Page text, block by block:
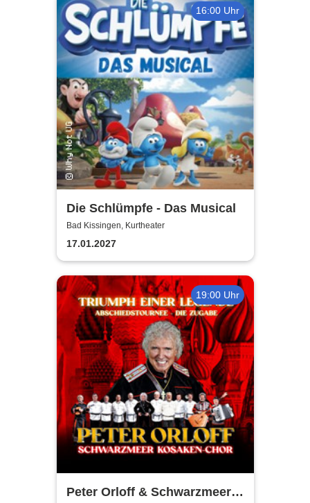
16:00 Uhr
Die Schlümpfe - Das Musical
Bad Kissingen, Kurtheater
17.01.2027
19:00 Uhr
Peter Orloff & Schwarzmeer